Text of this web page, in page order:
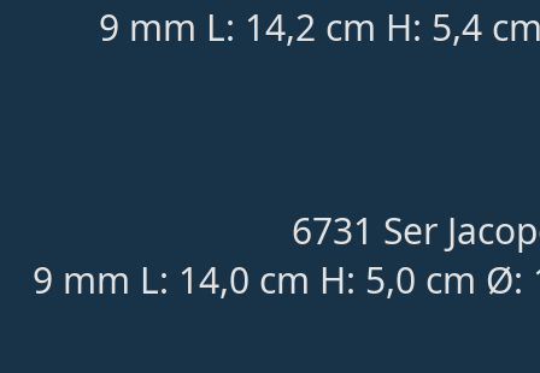
9 mm L: 14,2 cm H: 5,4
6731 Ser
9 mm L: 14,0 cm H: 5,0 cm